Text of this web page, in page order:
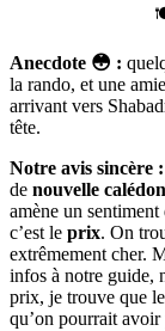
Anecdote 😳 :
la rando, et une
arrivant vers
tête.
Notre avis sincère :
de nouvelle
amène un
c’est le prix. On
extrêmement cher.
infos à notre guide,
prix, je trouve que
qu’on pourrait